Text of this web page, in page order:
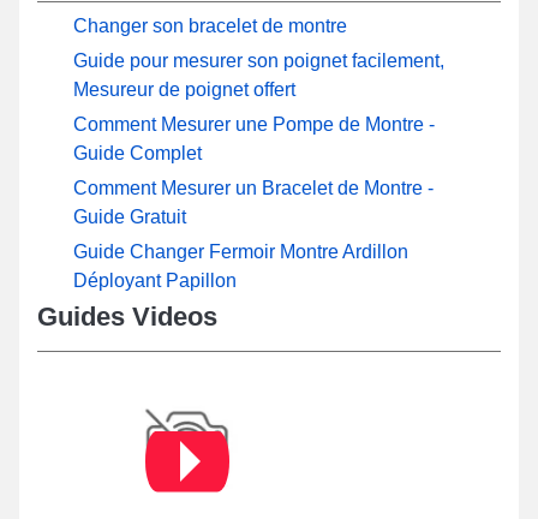
Changer son bracelet de montre
Guide pour mesurer son poignet facilement,
Mesureur de poignet offert
Comment Mesurer une Pompe de Montre -
Guide Complet
Comment Mesurer un Bracelet de Montre -
Guide Gratuit
Guide Changer Fermoir Montre Ardillon
Déployant Papillon
Guides Videos